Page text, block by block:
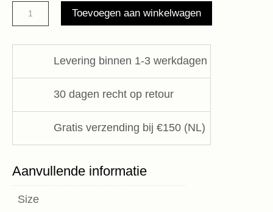
Hobo
Bag
Toevoegen aan winkelwagen
Levering binnen 1-3 werkdagen
30 dagen recht op retour
Gratis verzending bij €150 (NL)
Aanvullende informatie
Size